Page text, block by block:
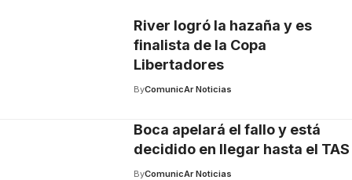
River logró la hazaña y es
finalista de la Copa
Libertadores
ByComunicAr Noticias
Boca apelará el fallo y está
decidido en llegar hasta el TAS
ByComunicAr Noticias